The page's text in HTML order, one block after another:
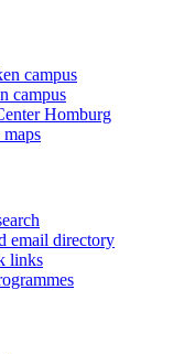
campus
campus
Homburg
email directory
links